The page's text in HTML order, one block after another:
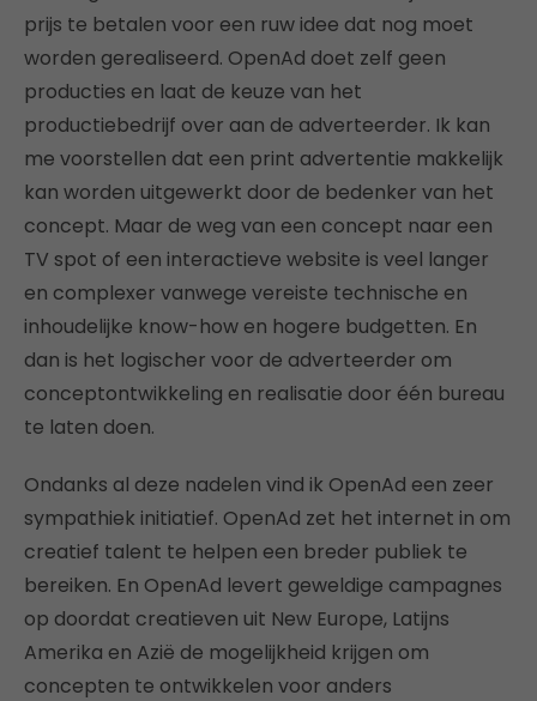
prijs te betalen voor een ruw idee dat nog moet
worden gerealiseerd. OpenAd doet zelf geen
producties en laat de keuze van het
productiebedrijf over aan de adverteerder. Ik kan
me voorstellen dat een print advertentie makkelijk
kan worden uitgewerkt door de bedenker van het
concept. Maar de weg van een concept naar een
TV spot of een interactieve website is veel langer
en complexer vanwege vereiste technische en
inhoudelijke know-how en hogere budgetten. En
dan is het logischer voor de adverteerder om
conceptontwikkeling en realisatie door één bureau
te laten doen.
Ondanks al deze nadelen vind ik OpenAd een zeer
sympathiek initiatief. OpenAd zet het internet in om
creatief talent te helpen een breder publiek te
bereiken. En OpenAd levert geweldige campagnes
op doordat creatieven uit New Europe, Latijns
Amerika en Azië de mogelijkheid krijgen om
concepten te ontwikkelen voor anders